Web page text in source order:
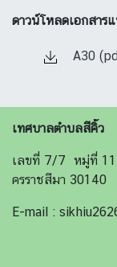
ดาวน์โหลดเอกสาร
A30
เทศบาลตำบลสีคิ้ว
เลขที่ 7/7 หมู่ที่ 11
ครราชสีมา
E-mail :